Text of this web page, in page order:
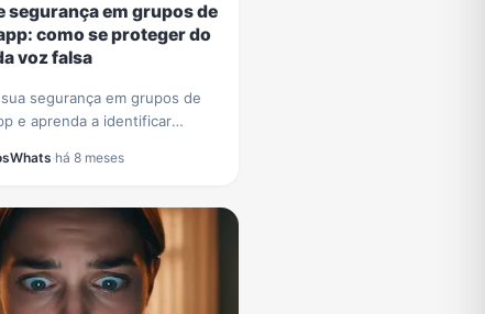
segurança em grupos de
como se proteger do
voz falsa
segurança em grupos de
e aprenda a identificar
César Tralli. Proteja-se de
·há 8 meses